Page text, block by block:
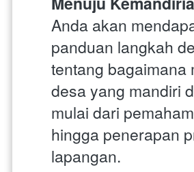
Anda akan
panduan langkah
tentang bagaimana
desa yang mandiri
mulai dari
hingga penerapan
lapangan.